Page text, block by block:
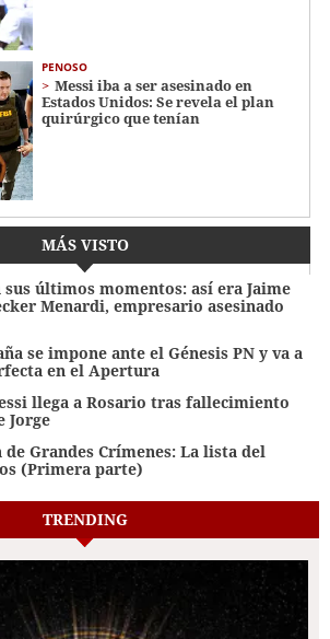
PENOSO
Messi iba a ser asesinado en
Estados Unidos: Se revela el plan
quirúrgico que tenían
MÁS VISTO
sus últimos momentos: así era Jaime
Menardi​​​, empresario asesinado
se impone ante el Génesis PN y va a
en el Apertura
llega a Rosario tras fallecimiento
Jorge
de Grandes Crímenes: La lista del
(Primera parte)
TRENDING